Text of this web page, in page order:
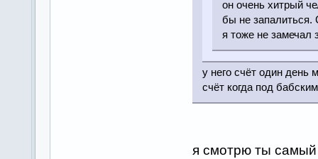
он очень хитрый
бы не запалиться.
я тоже не замечал
у него счёт один день
счёт когда под
я смотрю ты самый